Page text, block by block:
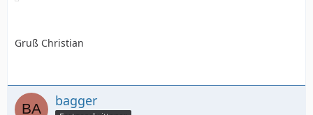
Gruß Christian
bagger